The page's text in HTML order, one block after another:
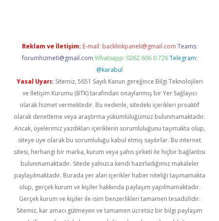
Reklam ve İletişim: E-mail: backlinkpaneli@gmail.com Teams:
forumhizmeti@gmail.com Whatsapp: 0262 606 0 726 Telegram:
@karabul
Yasal Uyarı: Sitemiz, 5651 Sayılı Kanun gereğince Bilgi Teknolojileri
ve İletişim Kurumu (BTK) tarafından onaylanmış bir Yer Sağlayıcı
olarak hizmet vermektedir. Bu nedenle, sitedeki içerikleri proaktif
olarak denetleme veya araştırma yükümlülüğümüz bulunmamaktadır.
Ancak, üyelerimiz yazdıkları içeriklerin sorumluluğunu taşımakta olup,
siteye üye olarak bu sorumluluğu kabul etmiş sayılırlar. Bu internet
sitesi, herhangi bir marka, kurum veya şahıs şirketi ile hiçbir bağlantısı
bulunmamaktadır. Sitede yalnızca kendi hazırladığımız makaleler
paylaşılmaktadır. Burada yer alan içerikler haber niteliği taşımamakta
olup, gerçek kurum ve kişiler hakkında paylaşım yapılmamaktadır.
Gerçek kurum ve kişiler ile isim benzerlikleri tamamen tesadüfidir.
Sitemiz, kar amacı gütmeyen ve tamamen ücretsiz bir bilgi paylaşım